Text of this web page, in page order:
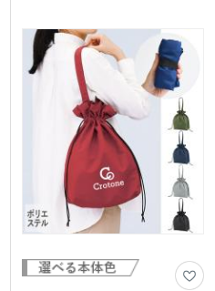
ょうか。